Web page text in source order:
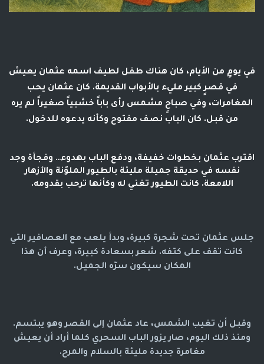
في يومٍ من الأيام، كان هناك طفل لطيف اسمه عثمان يعيش
في قصرٍ كبير مليء بالأبواب القديمة. كان عثمان يحب
المغامرات، وفي صباحٍ مشمس رأى باباً خشبياً صغيراً لم يره
من قبل. كان الباب نصف مفتوح وكأنه يدعوه للدخول.
اقترب عثمان بخطوات خفيفة، ودفع الباب بهدوء… وفجأة وجد
نفسه في حديقة جميلة مليئة بالطيور الملوّنة والأزهار
اللامعة. كانت الطيور تغني له وكأنها ترحب بقدومه.
جلس عثمان تحت شجرة كبيرة، وبدأ يلعب مع العصافير التي
كانت تقف على كتفه. شعر بسعادة كبيرة، وعرف أن هذا
المكان سيكون سرّه الجميل.
وقبل أن تغيب الشمس، عاد عثمان إلى القصر وهو يبتسم.
ومنذ ذلك اليوم، صار يزور الباب السحري كلما أراد أن يعيش
مغامرة جديدة مليئة بالسلام والمرح.